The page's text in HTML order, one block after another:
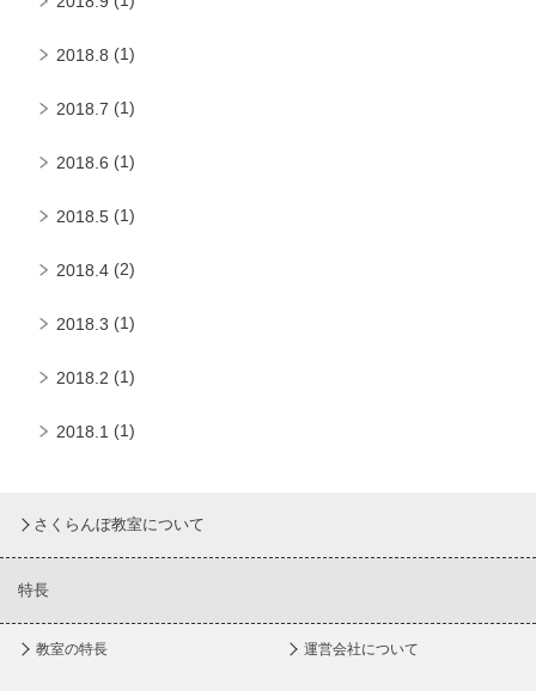
2018.8 (1)
2018.7 (1)
2018.6 (1)
2018.5 (1)
2018.4 (2)
2018.3 (1)
2018.2 (1)
2018.1 (1)
さくらんぼ教室について
特長
教室の特長 運営会社について